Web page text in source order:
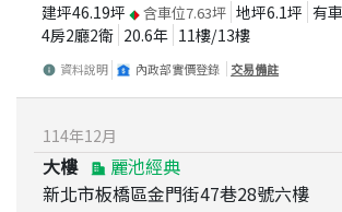
建坪46.19坪 含車位7.63坪 地坪6.1坪 有
4房2廳2衛 20.6年 11樓/13樓
資料說明 內政部實價登錄 交易備註
114年12月
大樓
麗池經典
新北市板橋區金門街47巷28號六樓